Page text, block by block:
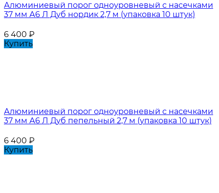
Алюминиевый порог одноуровневый с насечками
37 мм А6 Л Дуб нордик 2,7 м (упаковка 10 штук)
6 400 ₽
Купить
Алюминиевый порог одноуровневый с насечками
37 мм А6 Л Дуб пепельный 2,7 м (упаковка 10 штук)
6 400 ₽
Купить